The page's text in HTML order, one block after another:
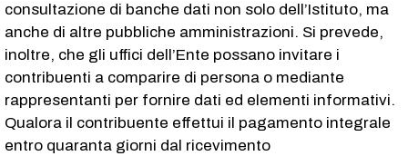
consultazione di banche dati non solo dell’Istituto, ma
anche di altre pubbliche amministrazioni. Si prevede,
inoltre, che gli uffici dell’Ente possano invitare i
contribuenti a comparire di persona o mediante
rappresentanti per fornire dati ed elementi informativi.
Qualora il contribuente effettui il pagamento integrale
entro quaranta giorni dal ricevimento